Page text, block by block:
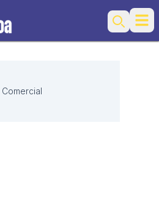
Search
Comercial